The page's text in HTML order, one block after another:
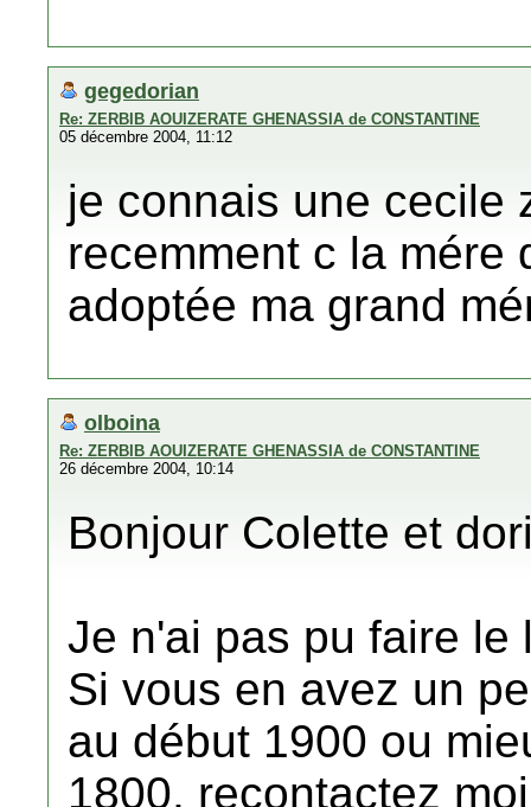
gegedorian
Re: ZERBIB AOUIZERATE GHENASSIA de CONSTANTINE
05 décembre 2004, 11:12
je connais une cecile
recemment c la mére
adoptée ma grand
olboina
Re: ZERBIB AOUIZERATE GHENASSIA de CONSTANTINE
26 décembre 2004, 10:14
Bonjour Colette et
Je n'ai pas pu faire le
Si vous en avez un
au début 1900 ou
1800, recontactez